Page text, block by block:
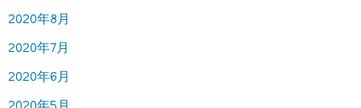
2020年8月
2020年7月
2020年6月